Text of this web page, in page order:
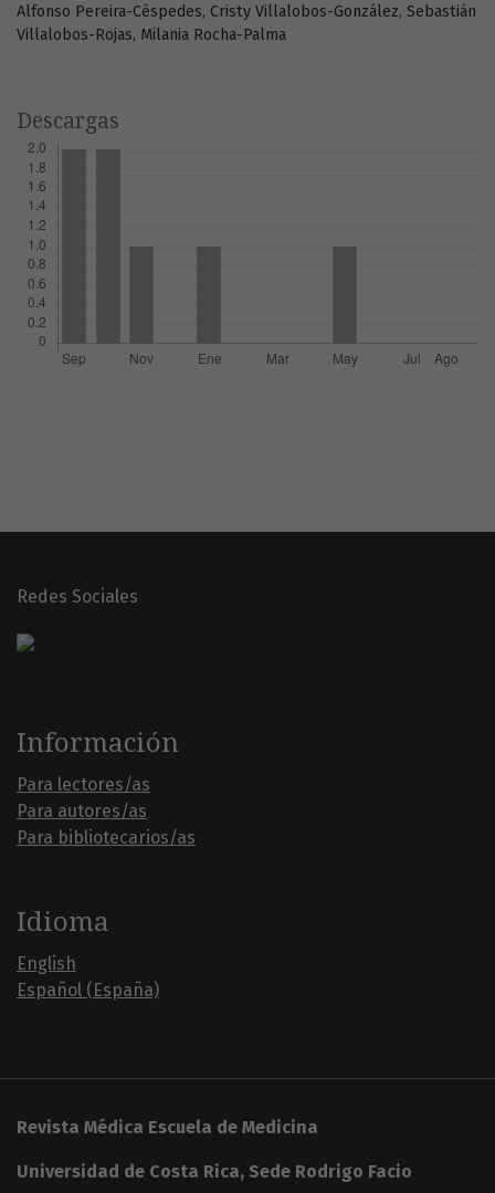
Alfonso Pereira-Céspedes, Cristy Villalobos-González, Sebastián
Villalobos-Rojas, Milania Rocha-Palma
Descargas
Redes Sociales
Información
Para lectores/as
Para autores/as
Para bibliotecarios/as
Idioma
English
Español (España)
Revista Médica Escuela de Medicina
Universidad de Costa Rica, Sede Rodrigo Facio